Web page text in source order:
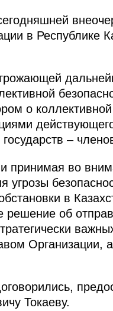
в Республике
о
–
принимая во
угрозы
в
об
Организации,
Токаеву.